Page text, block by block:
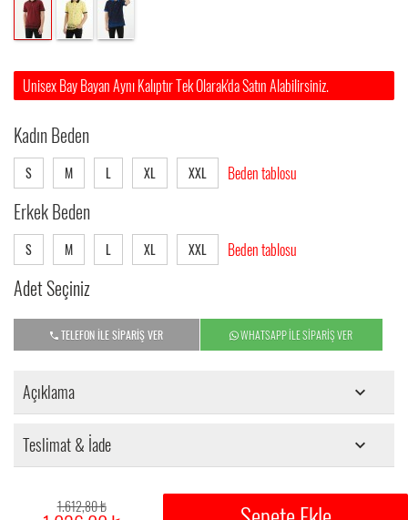
1.612,80 ₺
Unisex Bay Bayan Aynı Kalıptır Tek Olarak'da Satın Alabilirsiniz.
Kadın Beden
S M L XL XXL Beden tablosu
Erkek Beden
S M L XL XXL Beden tablosu
Adet Seçiniz
TELEFON İLE SİPARİŞ VER WHATSAPP İLE SİPARİŞ VER
Açıklama
Teslimat & İade